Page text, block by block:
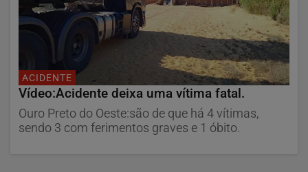
ACIDENTE
Vídeo:Acidente deixa uma vítima fatal.
Ouro Preto do Oeste:são de que há 4 vítimas,
sendo 3 com ferimentos graves e 1 óbito.